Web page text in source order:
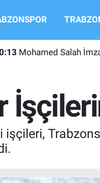
Mohamed Salah